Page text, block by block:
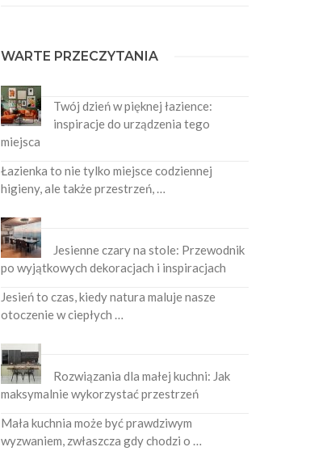
WARTE PRZECZYTANIA
Twój dzień w pięknej łazience:
inspiracje do urządzenia tego
miejsca
Łazienka to nie tylko miejsce codziennej
higieny, ale także przestrzeń, …
Jesienne czary na stole: Przewodnik
po wyjątkowych dekoracjach i inspiracjach
Jesień to czas, kiedy natura maluje nasze
otoczenie w ciepłych …
Rozwiązania dla małej kuchni: Jak
maksymalnie wykorzystać przestrzeń
Mała kuchnia może być prawdziwym
wyzwaniem, zwłaszcza gdy chodzi o …